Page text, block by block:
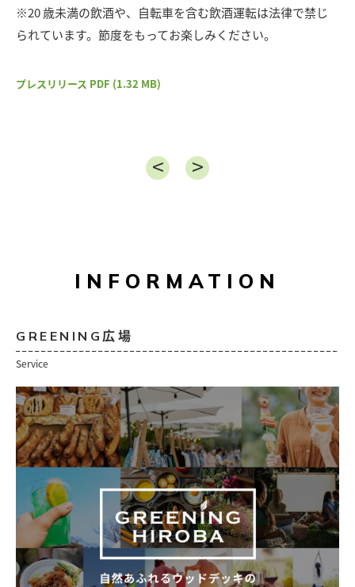
※20 歳未満の飲酒や、自転車を含む飲酒運転は法律で禁じ
られています。節度をもってお楽しみください。
プレスリリース PDF (1.32 MB)
INFORMATION
GREENING広場
Service